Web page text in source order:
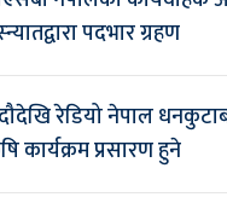
पदभार ग्रहण
रेडियो नेपाल
कार्यक्रम प्रसारण हुने